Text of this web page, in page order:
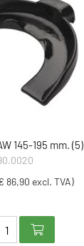
145-195 mm. (5)
86,90 excl. TVA)